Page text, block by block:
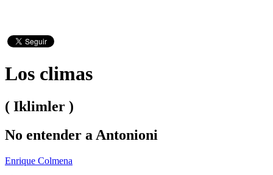
Los climas
( Iklimler )
No entender a Antonioni
Enrique Colmena